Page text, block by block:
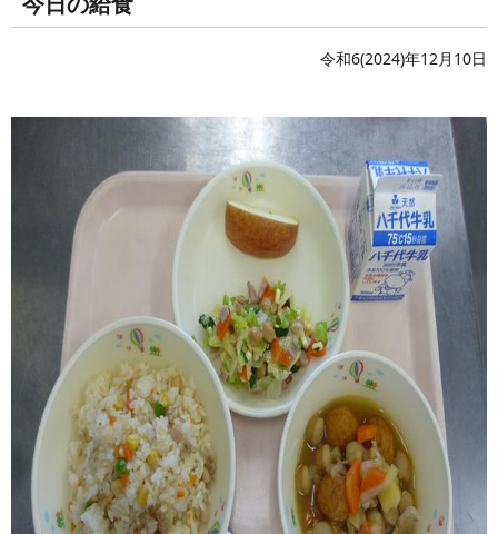
令和6(2024)年12月10日